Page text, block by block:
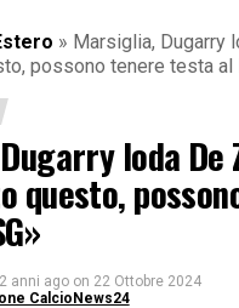
» Marsiglia, Dugarry
possono tenere testa al
loda De
questo,
2 anni ago on 22 Ottobre 2024
CalcioNews24